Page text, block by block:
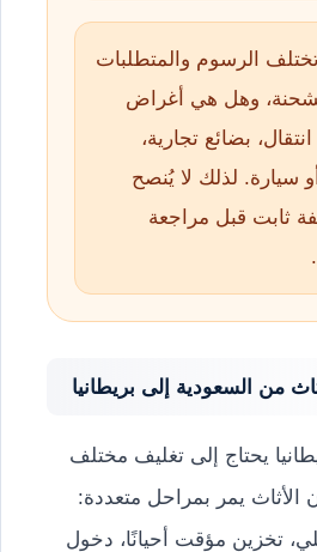
الرسوم والمتطلبات
وهل هي أغراض
بضائع تجارية،
سيارة. لذلك لا يُنصح
ثابت قبل مراجعة
من السعودية إلى بريطانيا
يحتاج إلى تغليف مختلف
الأثاث يمر بمراحل متعددة:
تخزين مؤقت أحيانًا، دخول